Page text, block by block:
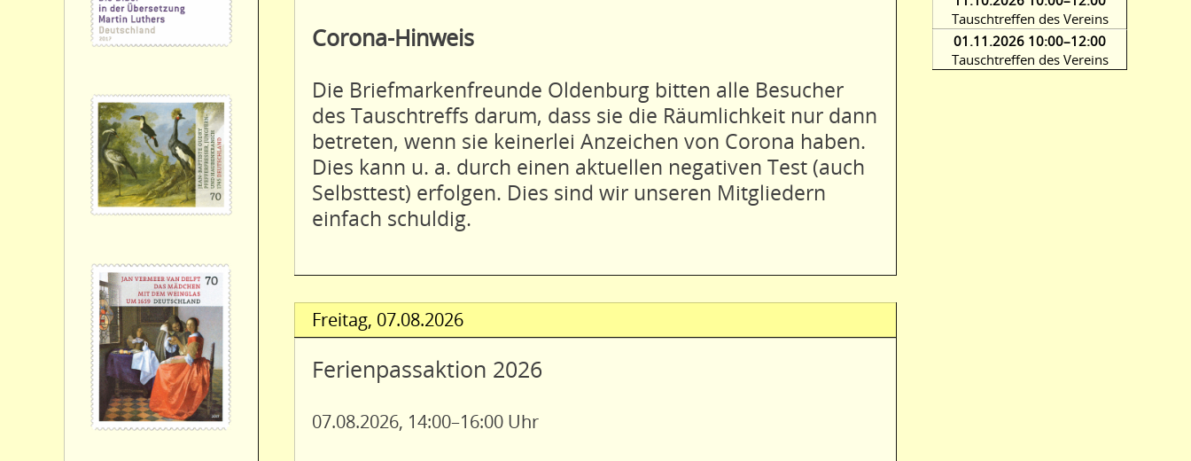
Corona-Hinweis
Die Briefmarkenfreunde Oldenburg bitten alle Besucher
des Tauschtreffs darum, dass sie die Räumlichkeit nur dann
betreten, wenn sie keinerlei Anzeichen von Corona haben.
Dies kann u. a. durch einen aktuellen negativen Test (auch
Selbsttest) erfolgen. Dies sind wir unseren Mitgliedern
einfach schuldig.
Freitag, 07.08.2026
Ferienpassaktion 2026
07.08.2026, 14:00–16:00 Uhr
Tauschtreffen des Vereins
01.11.2026 10:00–12:00
Tauschtreffen des Vereins